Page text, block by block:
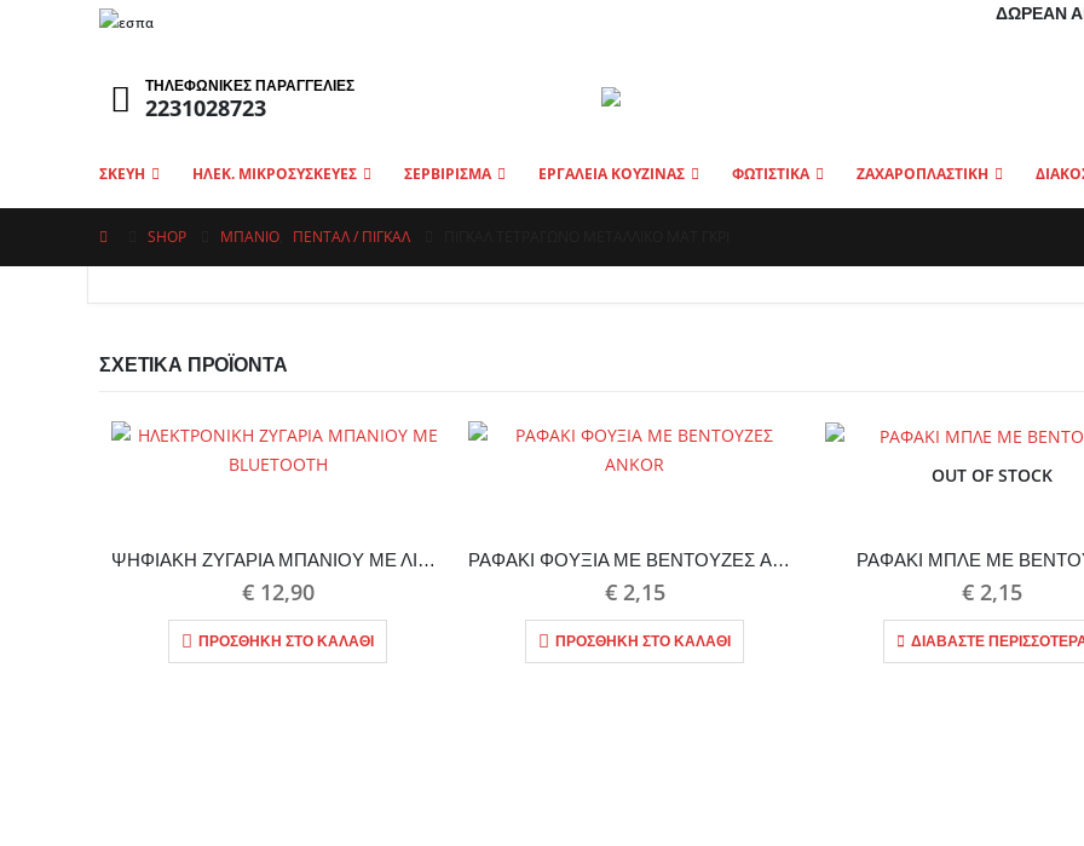
ΔΩΡΕΆΝ
ΤΗΛΕΦΩΝΙΚΕΣ ΠΑΡΑΓΓΕΛΙΕΣ
2231028723
ΣΚΕΥΗ ΗΛΕΚ. ΜΙΚΡΟΣΥΣΚΕΥΕΣ ΣΕΡΒΙΡΙΣΜΑ ΕΡΓΑΛΕΙΑ ΚΟΥΖΙΝΑΣ ΦΩΤΙΣΤΙΚΑ ΖΑΧΑΡΟΠΛΑΣΤΙΚΗ
SHOP ΜΠΑΝΙΟ ΠΕΝΤΆΛ / ΠΙΓΚΆΛ
ΣΧΕΤΙΚΆ ΠΡΟΪΌΝΤΑ
ΨΗΦΙΑΚΗ ΖΥΓΑΡΙΑ ΜΠΑΝΙΟΥ ΜΕ ΛΙΠΟΜΕΤΡΗΣΗ ΚΑΙ BLUETOOTH
€12,90
ΠΡΟΣΘΉΚΗ ΣΤΟ ΚΑΛΆΘΙ
ΡΑΦΑΚΙ ΦΟΥΞΙΑ ΜΕ ΒΕΝΤΟΥΖΕΣ ANKOR
€2,15
ΠΡΟΣΘΉΚΗ ΣΤΟ ΚΑΛΆΘΙ
OUT OF STOCK
ΡΑΦΑΚΙ ΜΠΛΕ ΜΕ
€2,15
ΔΙΑΒΆΣΤΕ